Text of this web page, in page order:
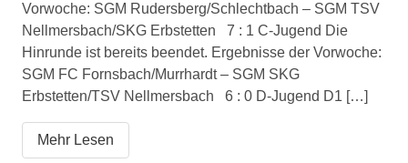
Vorwoche: SGM Rudersberg/Schlechtbach – SGM TSV
Nellmersbach/SKG Erbstetten 7 : 1 C-Jugend Die
Hinrunde ist bereits beendet. Ergebnisse der Vorwoche:
SGM FC Fornsbach/Murrhardt – SGM SKG
Erbstetten/TSV Nellmersbach 6 : 0 D-Jugend D1 […]
Mehr Lesen